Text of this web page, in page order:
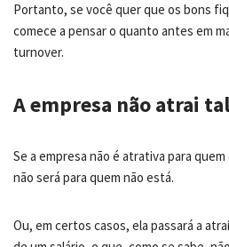
Portanto, se você quer que os bons
comece a pensar o quanto antes em
turnover.
A empresa não atrai
Se a empresa não é atrativa para
não será para quem não está.
Ou, em certos casos, ela passará a